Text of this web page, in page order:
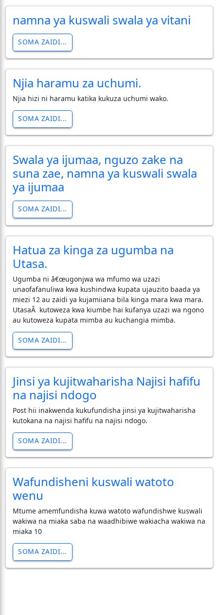
namna ya kuswali swala ya vitani
SOMA ZAIDI...
Njia haramu za uchumi.
Njia hizi ni haramu katika kukuza uchumi wako.
SOMA ZAIDI...
Swala ya ijumaa, nguzo zake na
suna zae, namna ya kuswali swala
ya ijumaa
SOMA ZAIDI...
Hatua za kinga za ugumba na
Utasa.
Ugumba ni â€œugonjwa wa mfumo wa uzazi
unaofafanuliwa kwa kushindwa kupata ujauzito baada ya
miezi 12 au zaidi ya kujamiiana bila kinga mara kwa mara.
UtasaÂ kutoweza kwa kiumbe hai kufanya uzazi wa ngono
au kutoweza kupata mimba au kuchangia mimba.
SOMA ZAIDI...
Jinsi ya kujitwaharisha Najisi hafifu
na najisi ndogo
Post hii inakwenda kukufundisha jinsi ya kujitwaharisha
kutokana na najisi hafifu na najisi ndogo.
SOMA ZAIDI...
Wafundisheni kuswali watoto
wenu
Mtume amemfundisha kuwa watoto wafundishwe kuswali
wakiwa na miaka saba na waadhibiwe wakiacha wakiwa na
miaka 10
SOMA ZAIDI...